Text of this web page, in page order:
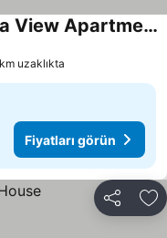
Pompeius Two Bedroom Sea View Apartment in Caesar Resort & SPA, Long Beach
uzaklıkta
Fiyatları görün
Paylaş